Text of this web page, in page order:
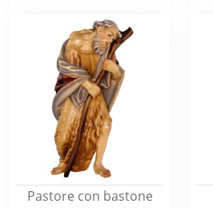
Pastore con bastone